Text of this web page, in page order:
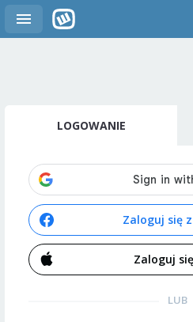
LOGOWANIE
Zaloguj się
Zaloguj
LUB